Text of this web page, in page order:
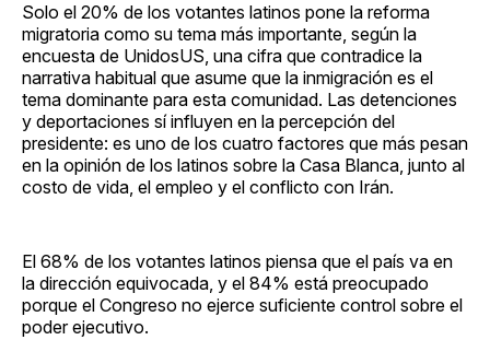
Solo el 20% de los votantes latinos pone la reforma
migratoria como su tema más importante, según la
encuesta de UnidosUS, una cifra que contradice la
narrativa habitual que asume que la inmigración es el
tema dominante para esta comunidad. Las detenciones
y deportaciones sí influyen en la percepción del
presidente: es uno de los cuatro factores que más pesan
en la opinión de los latinos sobre la Casa Blanca, junto al
costo de vida, el empleo y el conflicto con Irán.
El 68% de los votantes latinos piensa que el país va en
la dirección equivocada, y el 84% está preocupado
porque el Congreso no ejerce suficiente control sobre el
poder ejecutivo.